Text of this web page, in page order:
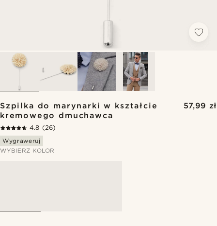
Szpilka do marynarki w kształcie
kremowego dmuchawca
57,99 zł
4.8 (26)
Wygraweruj
WYBIERZ KOLOR